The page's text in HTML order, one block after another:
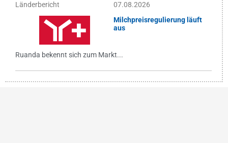
Länderbericht
07.08.2026
Milchpreisregulierung läuft
aus
Ruanda bekennt sich zum Markt...